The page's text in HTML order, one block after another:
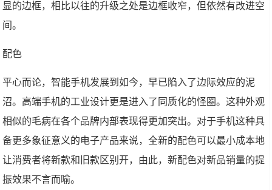
显的边框，相比以往的升级之处是边框收窄，但依然有改进空
间。
配色
平心而论，智能手机发展到如今，早已陷入了边际效应的泥
沼。高端手机的工业设计更是进入了同质化的怪圈。这种外观
相似的毛病在各个品牌内部表现得更加突出。对于手机这种具
备更多象征意义的电子产品来说，全新的配色可以最小成本地
让消费者将新款和旧款区别开，由此，新配色对新品销量的提
振效果不言而喻。